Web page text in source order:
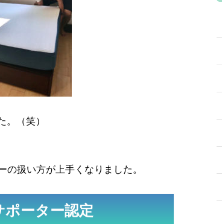
（笑）
扱い方が上手くなりました。
ーター認定